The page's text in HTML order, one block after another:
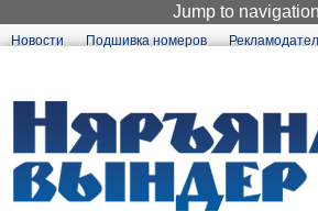
Jump to navigation
Новости Подшивка номеров